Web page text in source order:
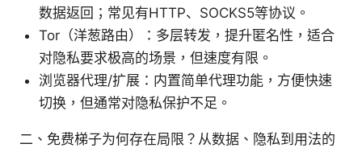
数据返回；常见有HTTP、SOCKS5等协议。
Tor（洋葱路由）：多层转发，提升匿名性，适合
对隐私要求极高的场景，但速度有限。
浏览器代理/扩展：内置简单代理功能，方便快速
切换，但通常对隐私保护不足。
二、免费梯子为何存在局限？从数据、隐私到用法的